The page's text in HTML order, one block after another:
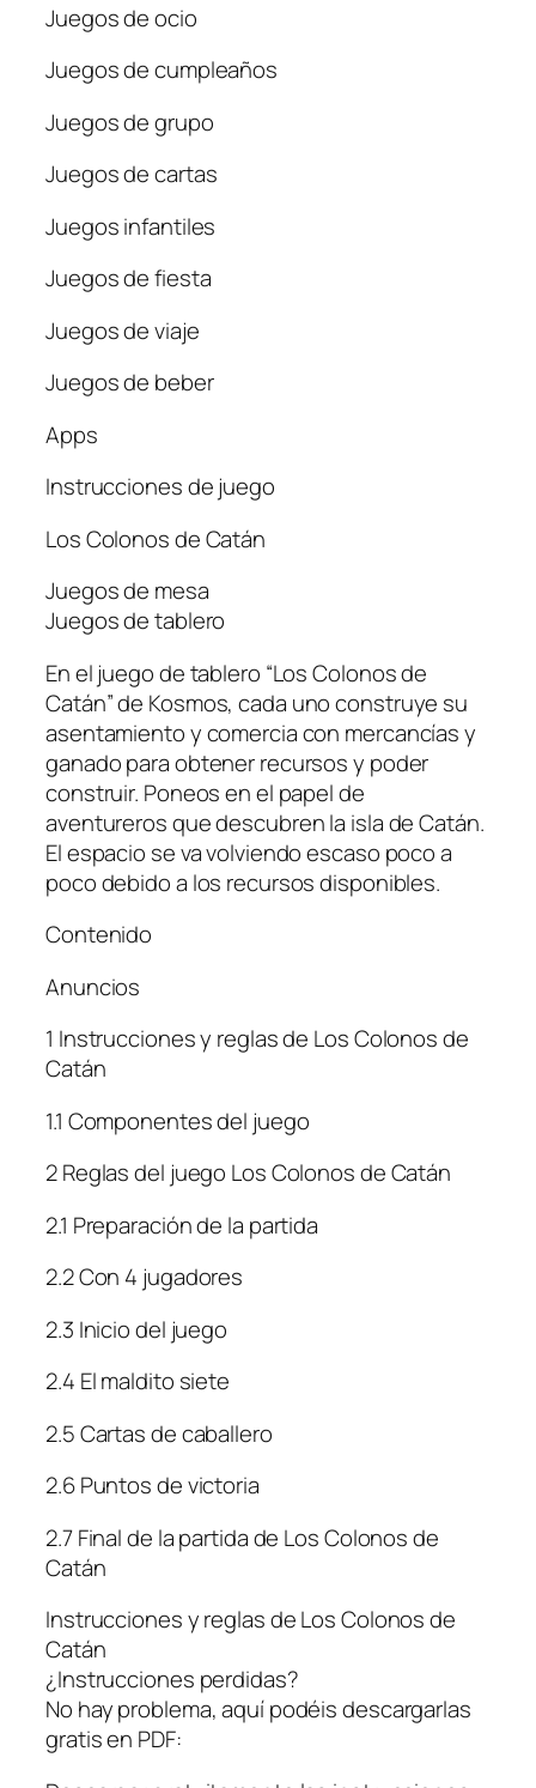
Juegos de ocio
Juegos de cumpleaños
Juegos de grupo
Juegos de cartas
Juegos infantiles
Juegos de fiesta
Juegos de viaje
Juegos de beber
Apps
Instrucciones de juego
Los Colonos de Catán
Juegos de mesa
Juegos de tablero
En el juego de tablero “Los Colonos de
Catán” de Kosmos, cada uno construye su
asentamiento y comercia con mercancías y
ganado para obtener recursos y poder
construir. Poneos en el papel de
aventureros que descubren la isla de Catán.
El espacio se va volviendo escaso poco a
poco debido a los recursos disponibles.
Contenido
Anuncios
1 Instrucciones y reglas de Los Colonos de
Catán
1.1 Componentes del juego
2 Reglas del juego Los Colonos de Catán
2.1 Preparación de la partida
2.2 Con 4 jugadores
2.3 Inicio del juego
2.4 El maldito siete
2.5 Cartas de caballero
2.6 Puntos de victoria
2.7 Final de la partida de Los Colonos de
Catán
Instrucciones y reglas de Los Colonos de
Catán
¿Instrucciones perdidas?
No hay problema, aquí podéis descargarlas
gratis en PDF: